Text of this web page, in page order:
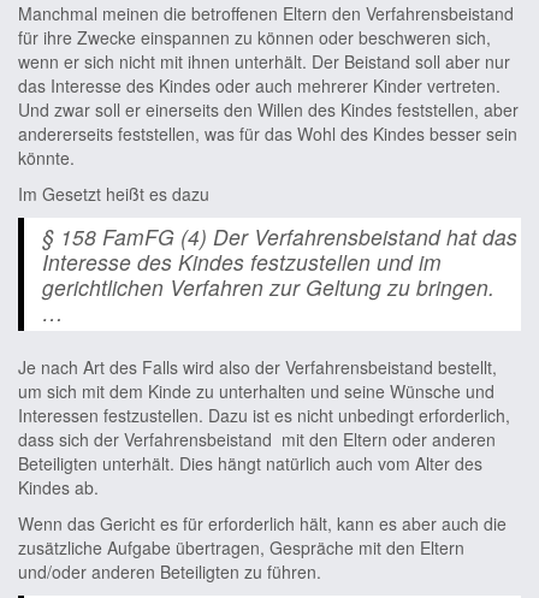
Manchmal meinen die betroffenen Eltern den Verfahrensbeistand
für ihre Zwecke einspannen zu können oder beschweren sich,
wenn er sich nicht mit ihnen unterhält. Der Beistand soll aber nur
das Interesse des Kindes oder auch mehrerer Kinder vertreten.
Und zwar soll er einerseits den Willen des Kindes feststellen, aber
andererseits feststellen, was für das Wohl des Kindes besser sein
könnte.
Im Gesetzt heißt es dazu
§ 158 FamFG (4) Der Verfahrensbeistand hat das
Interesse des Kindes festzustellen und im
gerichtlichen Verfahren zur Geltung zu bringen.
…
Je nach Art des Falls wird also der Verfahrensbeistand bestellt,
um sich mit dem Kinde zu unterhalten und seine Wünsche und
Interessen festzustellen. Dazu ist es nicht unbedingt erforderlich,
dass sich der Verfahrensbeistand mit den Eltern oder anderen
Beteiligten unterhält. Dies hängt natürlich auch vom Alter des
Kindes ab.
Wenn das Gericht es für erforderlich hält, kann es aber auch die
zusätzliche Aufgabe übertragen, Gespräche mit den Eltern
und/oder anderen Beteiligten zu führen.